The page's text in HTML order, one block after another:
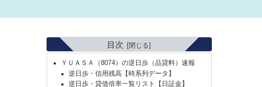
目次
ＹＵＡＳＡ（8074）の逆日歩（品貸料）速報
逆日歩・信用残高【時系列データ】
逆日歩・貸借倍率一覧リスト【日証金】